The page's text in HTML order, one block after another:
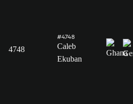
4748
#4748
Caleb
Ekuban